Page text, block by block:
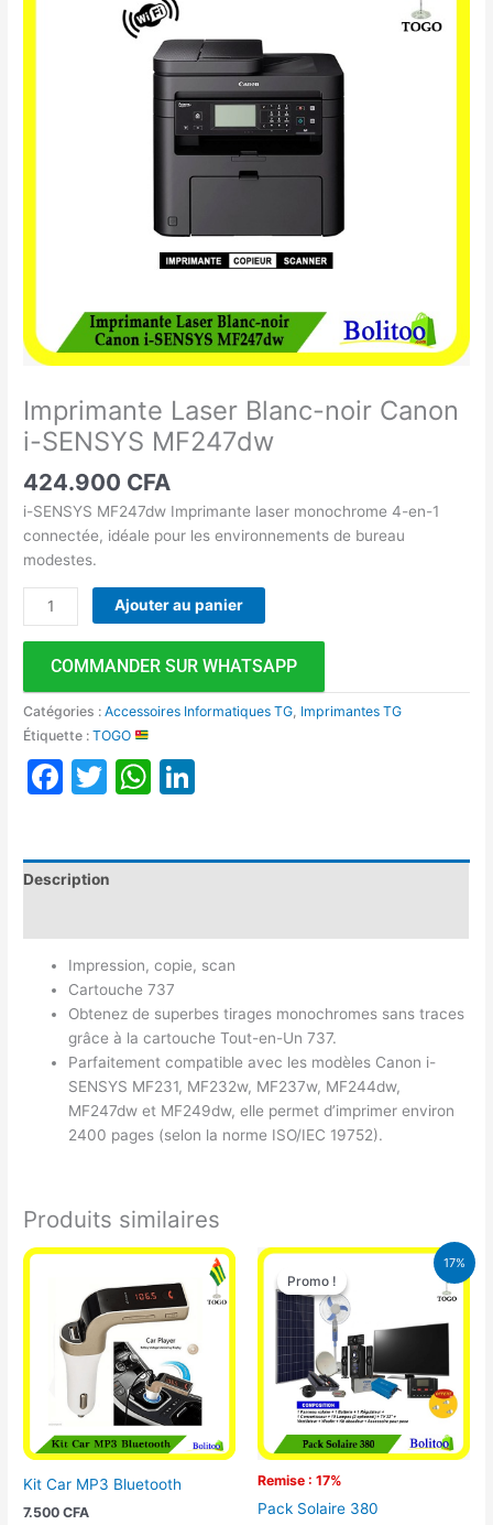
Imprimante Laser Blanc-noir Canon
i-SENSYS MF247dw
424.900 CFA
i-SENSYS MF247dw Imprimante laser monochrome 4-en-1
connectée, idéale pour les environnements de bureau
modestes.
Ajouter au panier
COMMANDER SUR WHATSAPP
Catégories :Accessoires Informatiques TG Imprimantes TG
Étiquette :TOGO
Facebook
TwitterWhatsApp
Description
Impression, copie, scan
Cartouche 737
Obtenez de superbes tirages monochromes sans traces
grâce à la cartouche Tout-en-Un 737.
Parfaitement compatible avec les modèles Canon i-
SENSYS MF231, MF232w, MF237w, MF244dw,
MF247dw et MF249dw, elle permet d’imprimer environ
2400 pages (selon la norme ISO/IEC 19752).
Produits similaires
Kit Car MP3 Bluetooth
7.500CFA
17%
Promo !
Remise : 17%
Promo !
Pack Solaire 380
Le
initial
était :
430.000 CFA.
Le
prix
actuel
355.000